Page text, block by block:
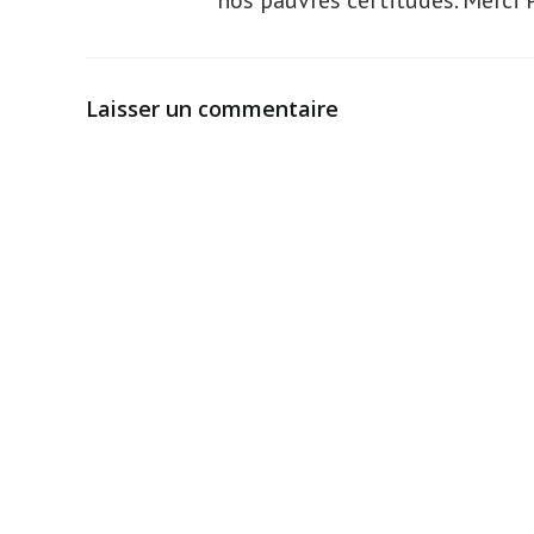
Laisser un commentaire